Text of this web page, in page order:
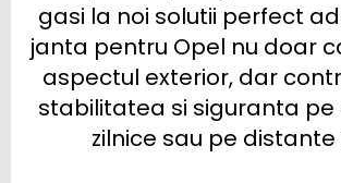
gasi la noi solutii perfect
janta pentru Opel nu doar
aspectul exterior, dar
stabilitatea si siguranta pe
zilnice sau pe distante